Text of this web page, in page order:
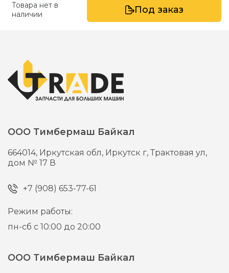
Товара нет в
наличии
Под заказ
ООО Тимбермаш Байкал
664014, Иркутская обл, Иркутск г,Трактовая ул,
дом № 17 В
+7 (908) 653-77-61
Режим работы:
пн-сб с 10:00 до 20:00
ООО Тимбермаш Байкал